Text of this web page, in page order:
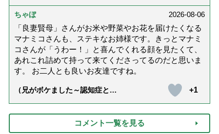
ちゃぼ
2026-08-06
「良妻賢母」さんがお米や野菜やお花を届けたくなる
マナミコさんも、ステキなお姉様です。きっとマナミ
コさんが「うわー！」と喜んでくれる顔を見たくて、
あれこれ詰めて持って来てくださってるのだと思いま
す。 お二人とも良いお友達ですね。
（兄がボケました～認知症と介
達』が届きました」）
+1
コメント一覧を見る